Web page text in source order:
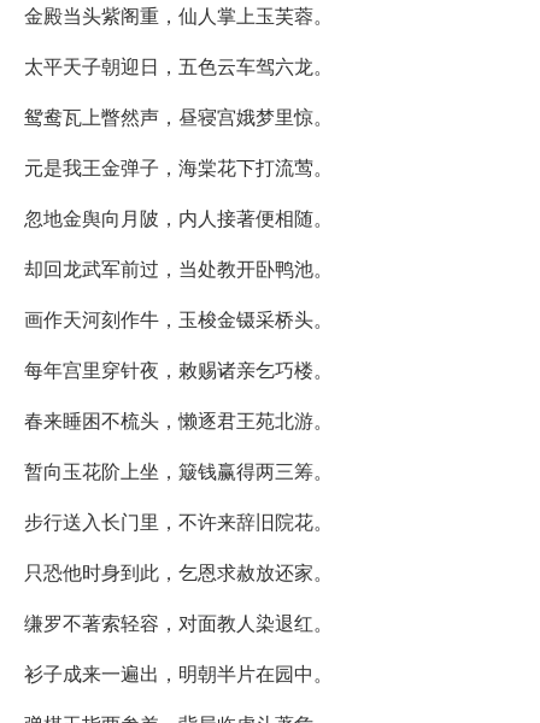
金殿当头紫阁重，仙人掌上玉芙蓉。
太平天子朝迎日，五色云车驾六龙。
鸳鸯瓦上瞥然声，昼寝宫娥梦里惊。
元是我王金弹子，海棠花下打流莺。
忽地金舆向月陂，内人接著便相随。
却回龙武军前过，当处教开卧鸭池。
画作天河刻作牛，玉梭金镊采桥头。
每年宫里穿针夜，敕赐诸亲乞巧楼。
春来睡困不梳头，懒逐君王苑北游。
暂向玉花阶上坐，簸钱赢得两三筹。
步行送入长门里，不许来辞旧院花。
只恐他时身到此，乞恩求赦放还家。
缣罗不著索轻容，对面教人染退红。
衫子成来一遍出，明朝半片在园中。